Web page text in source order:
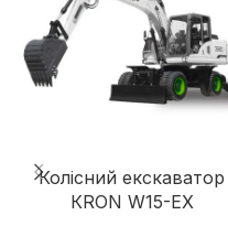
Колісний екскаватор
КRON W15-EX